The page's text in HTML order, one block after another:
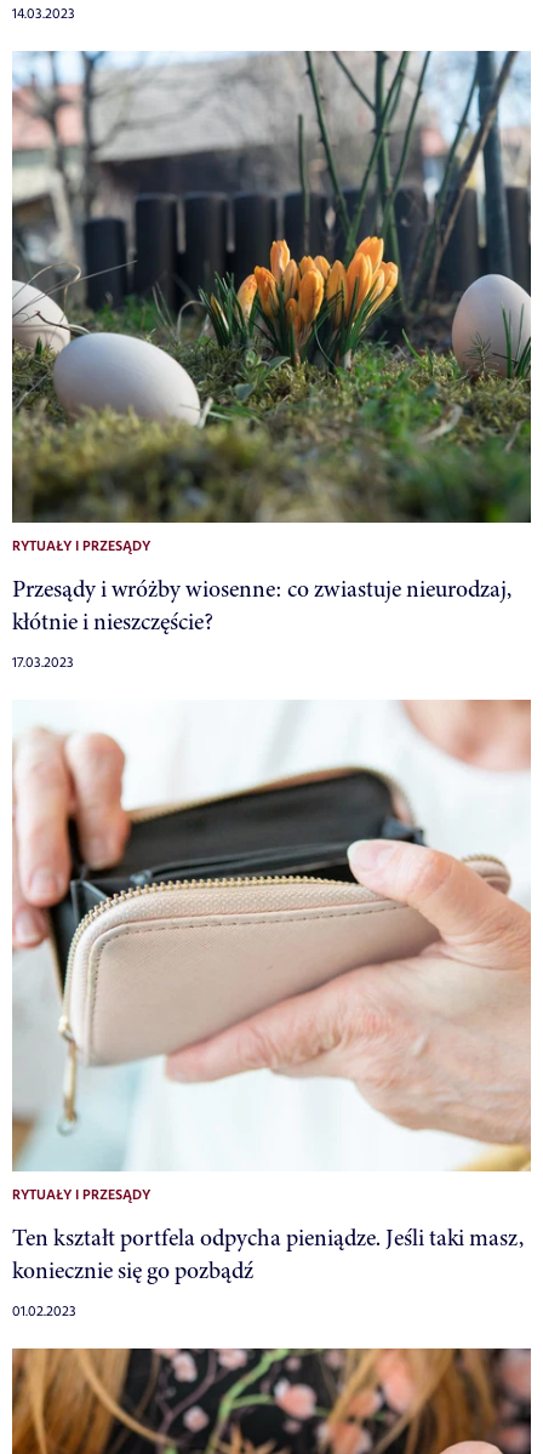
14.03.2023
RYTUAŁY I PRZESĄDY
Przesądy i wróżby wiosenne: co zwiastuje nieurodzaj,
kłótnie i nieszczęście?
17.03.2023
RYTUAŁY I PRZESĄDY
Ten kształt portfela odpycha pieniądze. Jeśli taki masz,
koniecznie się go pozbądź
01.02.2023